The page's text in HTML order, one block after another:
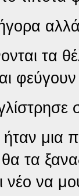
τα
μια
τα
νέο να